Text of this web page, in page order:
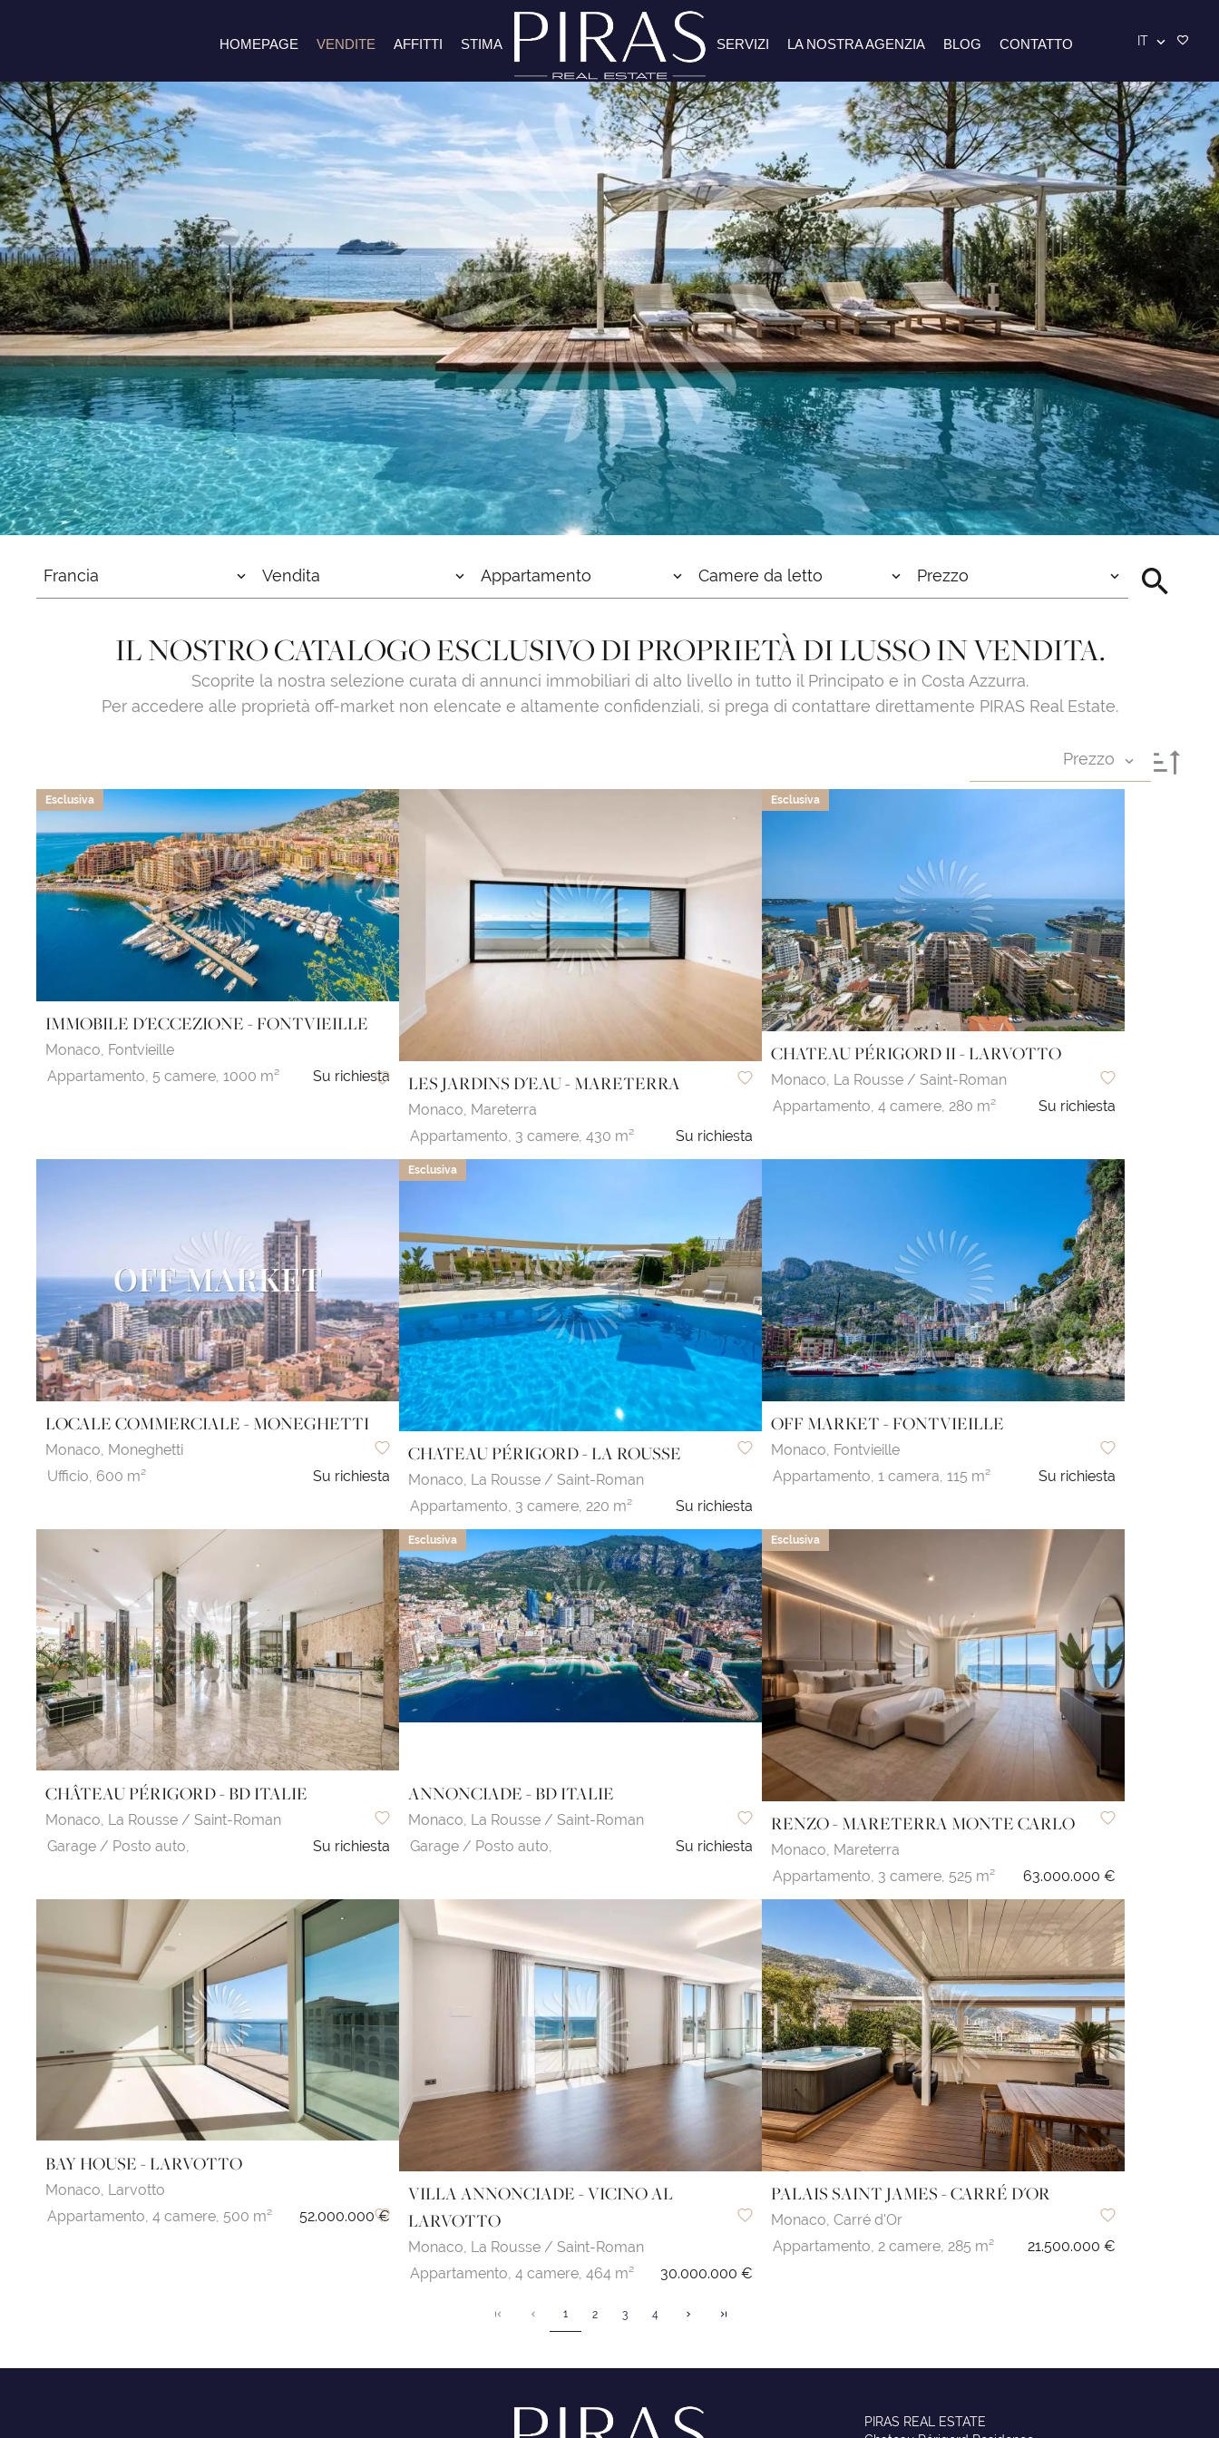
HOMEPAGE VENDITE AFFITTI STIMA SERVIZI LA NOSTRA AGENZIA BLOG CONTATTO IT
Francia Vendita Appartamento Camere da letto Prezzo
IL NOSTRO CATALOGO ESCLUSIVO DI PROPRIETÀ DI LUSSO IN VENDITA.
Scoprite la nostra selezione curata di annunci immobiliari di alto livello in tutto il Principato e in Costa Azzurra.
Per accedere alle proprietà off-market non elencate e altamente confidenziali, si prega di contattare direttamente PIRAS Real Estate.
Prezzo
Esclusiva
IMMOBILE D'ECCEZIONE - FONTVIEILLE
Monaco, Fontvieille
Appartamento, 5 camere, 1000 m² Su richiesta LES JARDINS D'EAU - MARETERRA
Monaco, Mareterra
Appartamento, 3 camere, 430 m² Su richiesta
Esclusiva
CHATEAU PÉRIGORD II - LARVOTTO
Monaco, La Rousse / Saint-Roman
Appartamento, 4 camere, 280 m² Su richiesta
LOCALE COMMERCIALE - MONEGHETTI
Monaco, Moneghetti
Ufficio, 600 m² Su richiesta
Esclusiva
CHATEAU PÉRIGORD - LA ROUSSE
Monaco, La Rousse / Saint-Roman
Appartamento, 3 camere, 220 m² Su richiesta
OFF MARKET - FONTVIEILLE
Monaco, Fontvieille
Appartamento, 1 camera, 115 m² Su richiesta
CHÂTEAU PÉRIGORD - BD ITALIE
Monaco, La Rousse / Saint-Roman
Garage / Posto auto,
Su richiesta
Esclusiva
ANNONCIADE - BD ITALIE
Monaco, La Rousse / Saint-Roman
Garage / Posto auto,
Su richiesta
Esclusiva
RENZO - MARETERRA MONTE CARLO
Monaco, Mareterra
Appartamento, 3 camere, 525 m² 63.000.000 €
BAY HOUSE - LARVOTTO
Monaco, Larvotto
Appartamento, 4 camere, 500 m² 52.000.000 €
VILLA ANNONCIADE - VICINO AL
LARVOTTO
Monaco, La Rousse / Saint-Roman
Appartamento, 4 camere, 464 m² 30.000.000 €
PALAIS SAINT JAMES - CARRÉ D'OR
Monaco, Carré d'Or
Appartamento, 2 camere, 285 m² 21.500.000 €
1 2 3 4
PIRAS REAL ESTATE